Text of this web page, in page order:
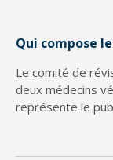
Qui compose
Le comité de
deux médecins
représente le